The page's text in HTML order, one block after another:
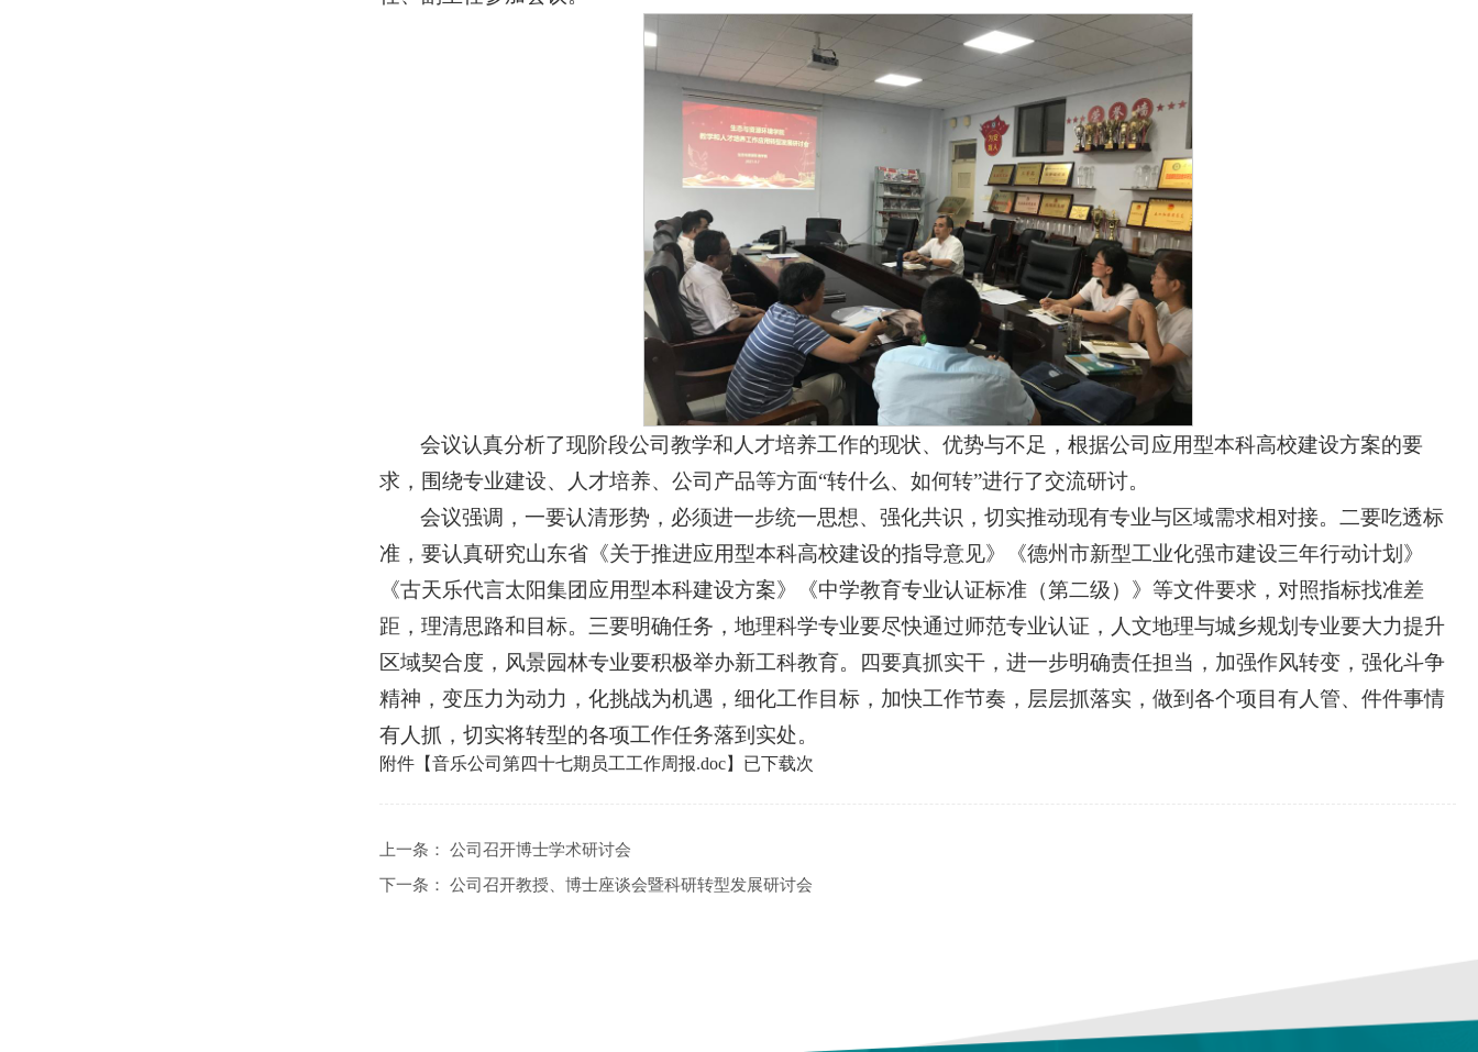
会议认真分析了现阶段公司教学和人才培养工作的现状、优势与不足，根据公司应用型本科高校建设方案的要
求，围绕专业建设、人才培养、公司产品等方面“转什么、如何转”进行了交流研讨。
会议强调，一要认清形势，必须进一步统一思想、强化共识，切实推动现有专业与区域需求相对接。二要吃透标
准，要认真研究山东省《关于推进应用型本科高校建设的指导意见》《德州市新型工业化强市建设三年行动计划》
《古天乐代言太阳集团应用型本科建设方案》《中学教育专业认证标准（第二级）》等文件要求，对照指标找准差
距，理清思路和目标。三要明确任务，地理科学专业要尽快通过师范专业认证，人文地理与城乡规划专业要大力提升
区域契合度，风景园林专业要积极举办新工科教育。四要真抓实干，进一步明确责任担当，加强作风转变，强化斗争
精神，变压力为动力，化挑战为机遇，细化工作目标，加快工作节奏，层层抓落实，做到各个项目有人管、件件事情
有人抓，切实将转型的各项工作任务落到实处。
附件【音乐公司第四十七期员工工作周报.doc】已下载次
上一条： 公司召开博士学术研讨会
下一条： 公司召开教授、博士座谈会暨科研转型发展研讨会